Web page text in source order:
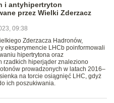
i antyhipertryton
przez Wielki Zderzacz
09:38
Zderzacza Hadronów,
eksperymencie LHCb poinformowali
hipertrytona oraz
rzadkich hiperjąder znaleziono
prowadzonych w latach 2016–
na torcie osiągnięć LHC, gdyż
ich poszukiwania.